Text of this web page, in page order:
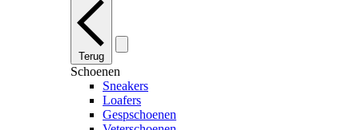
Terug
Schoenen
Sneakers
Loafers
Gespschoenen